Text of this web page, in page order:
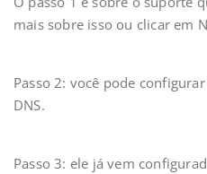
mais sobre isso ou clicar em
Passo 2: você pode
DNS.
Passo 3: ele já vem